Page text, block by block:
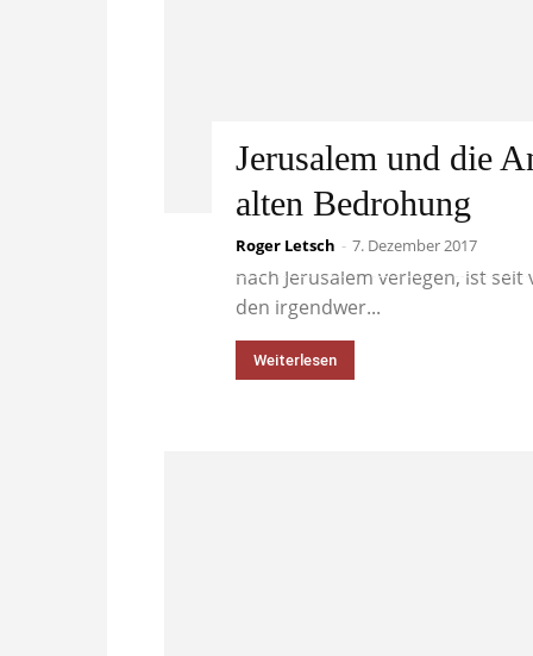
Jerusalem und die
alten Bedrohung
Roger Letsch - 7. Dezember 2017
Die Ankündigung Trumps, er
nach Jerusalem verlegen, ist
den irgendwer...
Weiterlesen